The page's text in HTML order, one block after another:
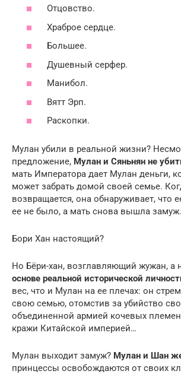
Отцовство.
Храброе сердце.
Большее.
Душевный серфер.
Манибол.
Вятт Эрп.
Раскопки.
Мулан убили в реальной жизни?
предложение, Мулан и Сяньнян не
мать Императора дает Мулан деньги,
может забрать домой своей семье.
возвращается, она обнаруживает, что
ее не было, а мать снова вышла замуж.
Бори Хан настоящий?
Но Бёри-хан, возглавляющий жужан, а
основе реальной исторической
вес, что и Мулан на ее плечах: он
свою семью, отомстив за убийство
объединенной армией кочевых
кражи Китайской империей…
Мулан выходит замуж? Мулан и Шан
принцессы освобождаются от своих